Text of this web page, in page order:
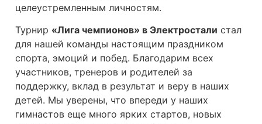
целеустремленным личностям.
Турнир «Лига чемпионов» в Электростали стал
для нашей команды настоящим праздником
спорта, эмоций и побед. Благодарим всех
участников, тренеров и родителей за
поддержку, вклад в результат и веру в наших
детей. Мы уверены, что впереди у наших
гимнастов еще много ярких стартов, новых